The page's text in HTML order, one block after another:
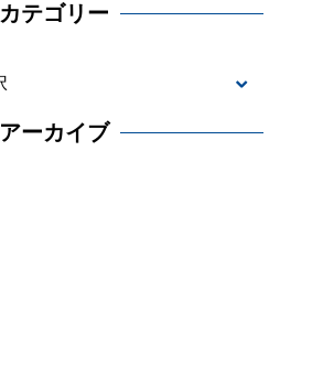
カテゴリー
アーカイブ